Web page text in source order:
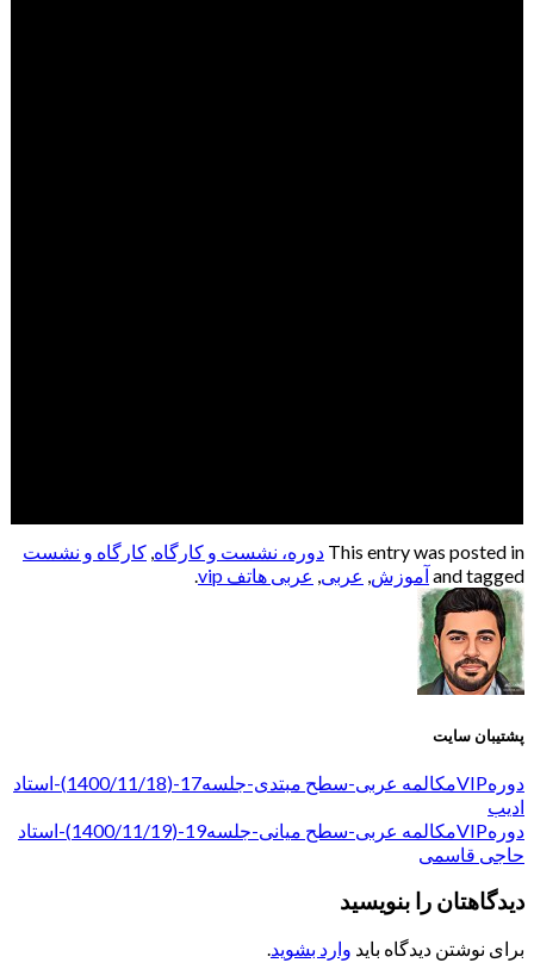
This entry was posted in دوره، نشست و کارگاه, کارگاه و نشست
and tagged آموزش, عربی, عربی هاتف vip .
پشتیبان سایت
دورهVIPمکالمه عربی-سطح مبتدی-جلسه17-(1400/11/18)-استاد
ادیب
دورهVIPمکالمه عربی-سطح میانی-جلسه19-(1400/11/19)-استاد
حاجی قاسمی
دیدگاهتان را بنویسید
برای نوشتن دیدگاه باید وارد بشوید.